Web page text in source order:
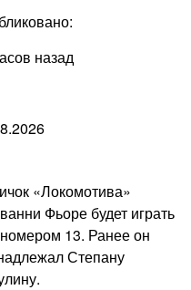
назад
«Локомотива»
Фьоре будет играть
13. Ранее он
Степану